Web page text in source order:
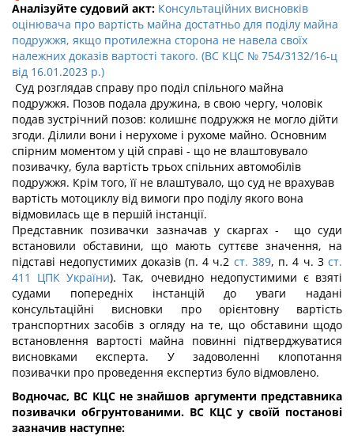
Аналізуйте судовий акт: Консультаційних висновків
оцінювача про вартість майна достатньо для поділу майна
подружжя, якщо протилежна сторона не навела своїх
належних доказів вартості такого. (ВС КЦС № 754/3132/16-ц
від 16.01.2023 р.)
Суд розглядав справу про поділ спільного майна
подружжя. Позов подала дружина, в свою чергу, чоловік
подав зустрічний позов: колишнє подружжя не могло дійти
згоди. Ділили вони і нерухоме і рухоме майно. Основним
спірним моментом у цій справі - що не влаштовувало
позивачку, була вартість трьох спільних автомобілів
подружжя. Крім того, її не влаштувало, що суд не врахував
вартість мотоциклу від вимоги про поділу якого вона
відмовилась ще в першій інстанції.
Представник позивачки зазначав у скаргах - що суди
встановили обставини, що мають суттєве значення, на
підставі недопустимих доказів (п. 4 ч.2 ст. 389, п. 4 ч. 3 ст.
411 ЦПК України). Так, очевидно недопустимими є взяті
судами попередніх інстанцій до уваги надані
консультаційні висновки про орієнтовну вартість
транспортних засобів з огляду на те, що обставини щодо
встановлення вартості майна повинні підтверджуватися
висновками експерта. У задоволенні клопотання
позивачки про проведення експертиз було відмовлено.
Водночас, ВС КЦС не знайшов аргументи представника
позивачки обгрунтованими. ВС КЦС у своїй постанові
зазначив наступне: